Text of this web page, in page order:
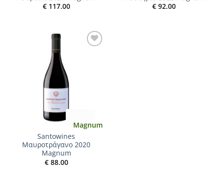
€117.00
€92.00
Magnum
Santowines
Μαυροτράγανο 2020
Magnum
€88.00